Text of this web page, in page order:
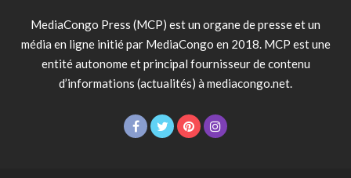
MediaCongo Press (MCP) est un organe de presse et un
média en ligne initié par MediaCongo en 2018. MCP est une
entité autonome et principal fournisseur de contenu
d’informations (actualités) à mediacongo.net.